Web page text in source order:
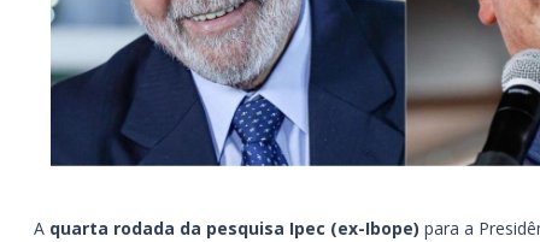
A quarta rodada da pesquisa Ipec (ex-Ibope) para a